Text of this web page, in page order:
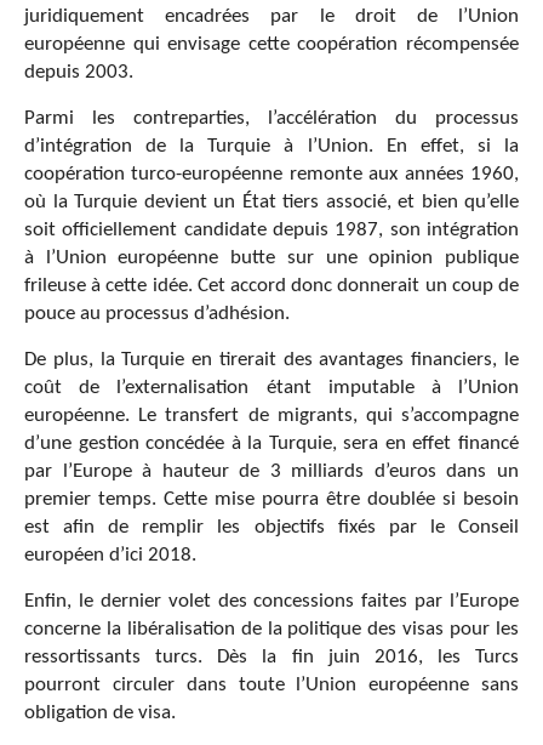
juridiquement encadrées par le droit de l’Union
européenne qui envisage cette coopération récompensée
depuis 2003.
Parmi les contreparties, l’accélération du processus
d’intégration de la Turquie à l’Union. En effet, si la
coopération turco-européenne remonte aux années 1960,
où la Turquie devient un État tiers associé, et bien qu’elle
soit officiellement candidate depuis 1987, son intégration
à l’Union européenne butte sur une opinion publique
frileuse à cette idée. Cet accord donc donnerait un coup de
pouce au processus d’adhésion.
De plus, la Turquie en tirerait des avantages financiers, le
coût de l’externalisation étant imputable à l’Union
européenne. Le transfert de migrants, qui s’accompagne
d’une gestion concédée à la Turquie, sera en effet financé
par l’Europe à hauteur de 3 milliards d’euros dans un
premier temps. Cette mise pourra être doublée si besoin
est afin de remplir les objectifs fixés par le Conseil
européen d’ici 2018.
Enfin, le dernier volet des concessions faites par l’Europe
concerne la libéralisation de la politique des visas pour les
ressortissants turcs. Dès la fin juin 2016, les Turcs
pourront circuler dans toute l’Union européenne sans
obligation de visa.